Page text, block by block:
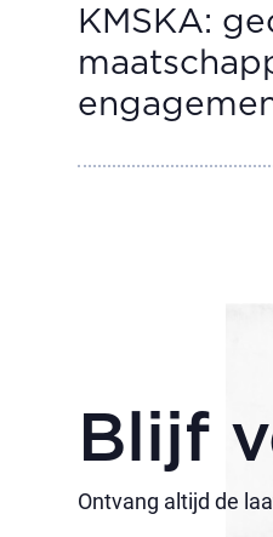
KMSKA:
Blijf
Ontvang altijd de